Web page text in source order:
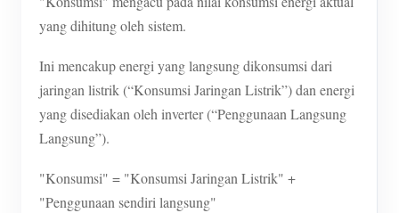
yang dihitung oleh sistem.
Ini mencakup energi yang langsung dikonsumsi dari
jaringan listrik (“Konsumsi Jaringan Listrik”) dan energi
yang disediakan oleh inverter (“Penggunaan Langsung
Langsung”).
"Konsumsi" = "Konsumsi Jaringan Listrik" +
"Penggunaan sendiri langsung"